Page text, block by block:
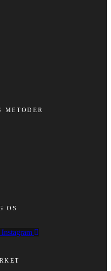
METODER
OS
Instagram